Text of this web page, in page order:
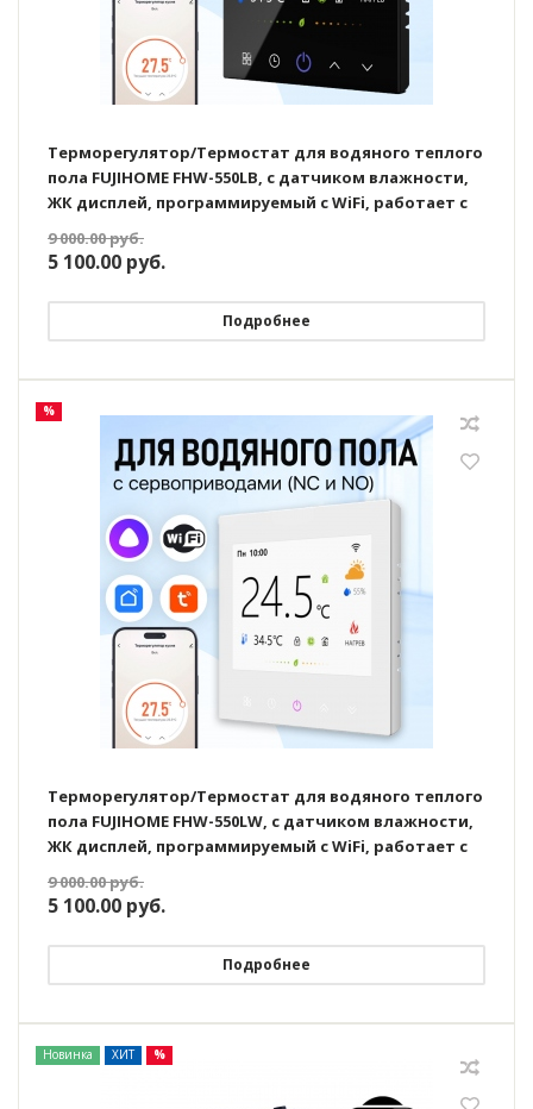
Терморегулятор/Термостат для водяного теплого
пола FUJIHOME FHW-550LB, с датчиком влажности,
ЖК дисплей, программируемый с WiFi, работает с
Яндекс Алисой
9 000.00руб.
5 100.00 руб.
Подробнее
%
Терморегулятор/Термостат для водяного теплого
пола FUJIHOME FHW-550LW, с датчиком влажности,
ЖК дисплей, программируемый с WiFi, работает с
Яндекс Алисой
9 000.00руб.
5 100.00 руб.
Подробнее
Новинка ХИТ %